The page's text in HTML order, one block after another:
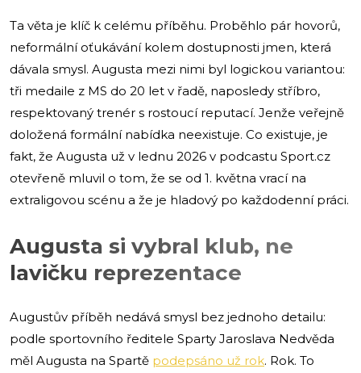
Ta věta je klíč k celému příběhu. Proběhlo pár hovorů,
neformální oťukávání kolem dostupnosti jmen, která
dávala smysl. Augusta mezi nimi byl logickou variantou:
tři medaile z MS do 20 let v řadě, naposledy stříbro,
respektovaný trenér s rostoucí reputací. Jenže veřejně
doložená formální nabídka neexistuje. Co existuje, je
fakt, že Augusta už v lednu 2026 v podcastu Sport.cz
otevřeně mluvil o tom, že se od 1. května vrací na
extraligovou scénu a že je hladový po každodenní práci.
Augusta si vybral klub, ne
lavičku reprezentace
Augustův příběh nedává smysl bez jednoho detailu:
podle sportovního ředitele Sparty Jaroslava Nedvěda
měl Augusta na Spartě podepsáno už rok. Rok. To